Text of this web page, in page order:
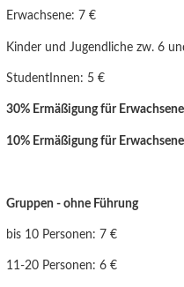
Erwachsene: 7 €
Kinder und Jugendliche zw. 6
StudentInnen: 5 €
30% Ermäßigung für
10% Ermäßigung für Erwachsen
Gruppen - ohne Führung
bis 10 Personen: 7 €
11-20 Personen: 6 €